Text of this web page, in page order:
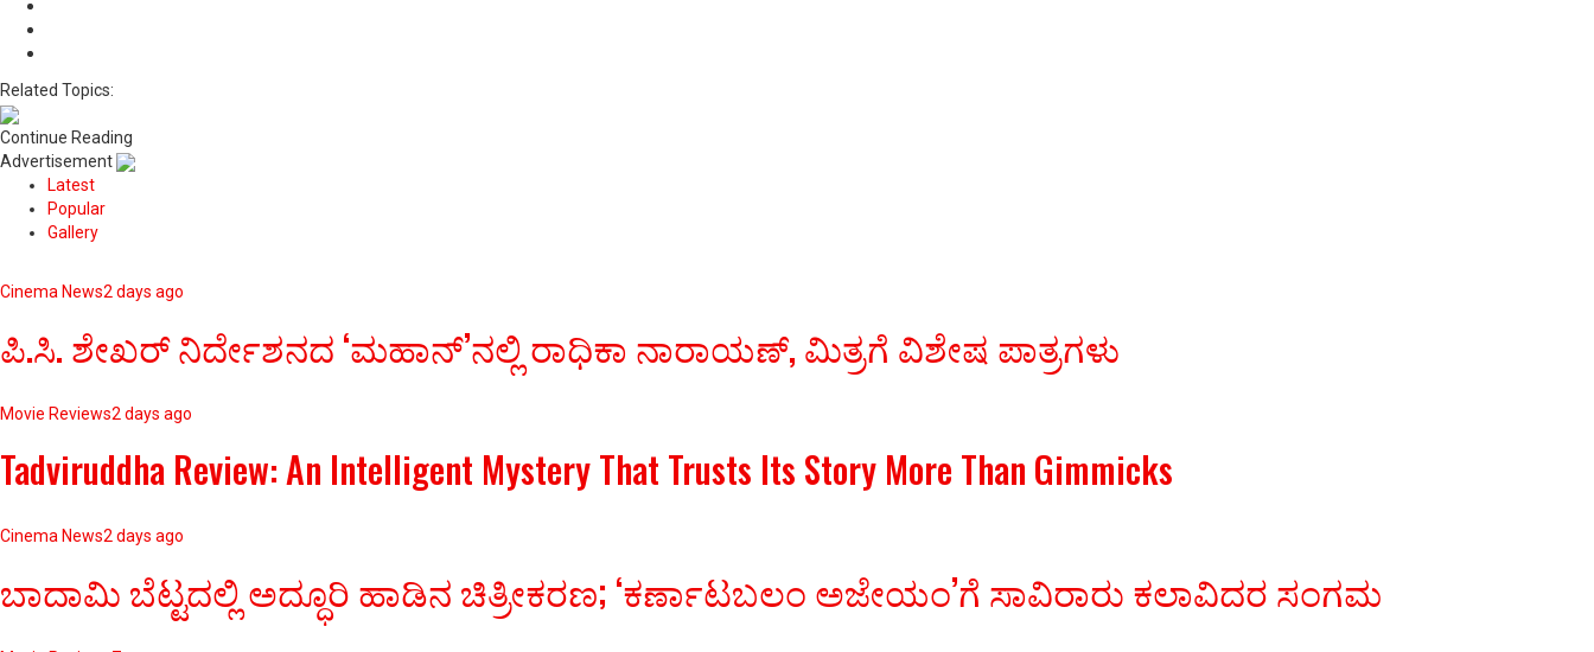
Related Topics:
Continue Reading
Advertisement
Latest
Popular
Gallery
Cinema News2 days ago
ಪಿ.ಸಿ. ಶೇಖರ್ ನಿರ್ದೇಶನದ ‘ಮಹಾನ್’ನಲ್ಲಿ ರಾಧಿಕಾ ನಾರಾಯಣ್, ಮಿತ್ರಗೆ ವಿಶೇಷ ಪಾತ್ರಗಳು
Movie Reviews2 days ago
Tadviruddha Review: An Intelligent Mystery That Trusts Its Story More Than Gimmicks
Cinema News2 days ago
ಬಾದಾಮಿ ಬೆಟ್ಟದಲ್ಲಿ ಅದ್ಧೂರಿ ಹಾಡಿನ ಚಿತ್ರೀಕರಣ; ‘ಕರ್ಣಾಟಬಲಂ ಅಜೇಯಂ’ಗೆ ಸಾವಿರಾರು ಕಲಾವಿದರ ಸಂಗಮ